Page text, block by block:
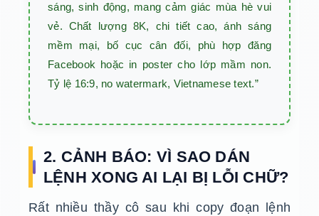
sáng, sinh động, mang cảm giác mùa hè vui
vẻ. Chất lượng 8K, chi tiết cao, ánh sáng
mềm mại, bố cục cân đối, phù hợp đăng
Facebook hoặc in poster cho lớp mầm non.
Tỷ lệ 16:9, no watermark, Vietnamese text.”
2. CẢNH BÁO: VÌ SAO DÁN
LỆNH XONG AI LẠI BỊ LỖI CHỮ?
Rất nhiều thầy cô sau khi copy đoạn lệnh